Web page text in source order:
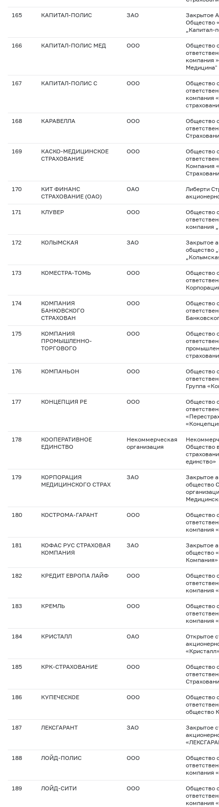
165 КАПИТАЛ-ПОЛИС ЗАО
Закрытое
Общество
„Капитал-
166 КАПИТАЛ-ПОЛИС МЕД ООО
Общество
компания
Медицина"
167 КАПИТАЛ-ПОЛИС С ООО
Общество
компания
168 КАРАВЕЛЛА ООО
Общество
169
КАСКО-МЕДИЦИНСКОЕ
СТРАХОВАНИЕ
ООО
Общество
Компания
170
КИТ ФИНАНС
СТРАХОВАНИЕ (ОАО)
ОАО
Либерти
171 КЛУВЕР ООО
Общество
компания
172 КОЛЫМСКАЯ ЗАО
Закрытое
общество
173 КОМЕСТРА-ТОМЬ ООО
Общество
174
КОМПАНИЯ
БАНКОВСКОГО
СТРАХОВАН
ООО
Общество
175
КОМПАНИЯ
ПРОМЫШЛЕННО-
ТОРГОВОГО
ООО
Общество
176 КОМПАНЬОН ООО
Общество
Группа
177 КОНЦЕПЦИЯ РЕ ООО
Общество
178
КООПЕРАТИВНОЕ
ЕДИНСТВО
Некоммерческая
организация
Общество
единство»
179
КОРПОРАЦИЯ
МЕДИЦИНСКОГО СТРАХ
ЗАО
Закрытое
общество
180 КОСТРОМА-ГАРАНТ ООО
Общество
компания
181
КОФАС РУС СТРАХОВАЯ
КОМПАНИЯ
ЗАО
Закрытое
общество
Компания»
182 КРЕДИТ ЕВРОПА ЛАЙФ ООО
Общество
компания
183 КРЕМЛЬ ООО
Общество
компания
184 КРИСТАЛЛ ОАО
Открытое
185 КРК-СТРАХОВАНИЕ ООО
Общество
186 КУПЕЧЕСКОЕ ООО
Общество
общество
187 ЛЕКСГАРАНТ ЗАО
Закрытое
188 ЛОЙД-ПОЛИС ООО
Общество
компания
189 ЛОЙД-СИТИ ООО
Общество
компания